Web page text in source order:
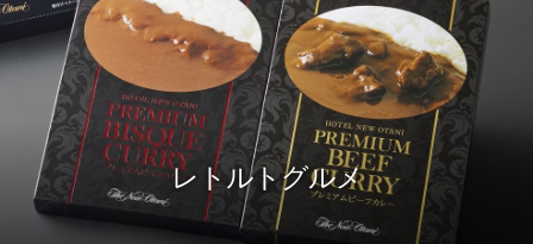
レトルトグルメ